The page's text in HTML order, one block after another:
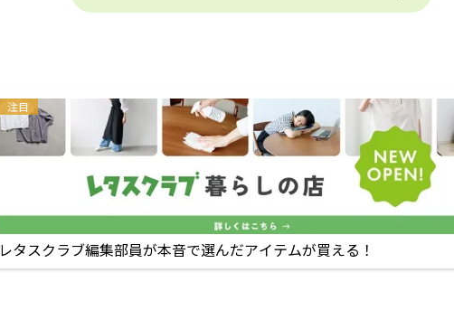
注目
レタスクラブ編集部員が本音で選んだアイテムが買える！